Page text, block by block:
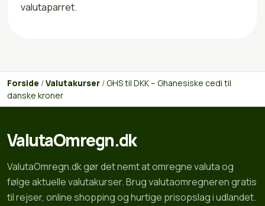
valutaparret.
Forside /Valutakurser /GHS til DKK – Ghanesiske cedi til
danske kroner
ValutaOmregn.dk
ValutaOmregn.dk gør det nemt at omregne valuta og
følge aktuelle valutakurser. Brug valutaomregneren gratis
til rejser, online shopping og hurtige prisopslag i udlandet.